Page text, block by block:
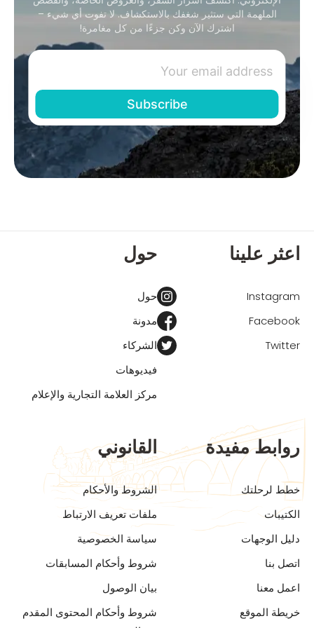
الملهمة التي ستثير شغفك بالاستكشاف. لا تفوت أي شيء –
اشترك الآن وكن جزءًا من كل مغامرة!
اعثر علينا
Instagram
Facebook
Twitter
حول
حول
مدونة
الشركاء
فيديوهات
مركز العلامة التجارية والإعلام
روابط مفيدة
خطط لرحلتك
الكتيبات
دليل الوجهات
اتصل بنا
اعمل معنا
خريطة الموقع
القانوني
الشروط والأحكام
ملفات تعريف الارتباط
سياسة الخصوصية
شروط وأحكام المسابقات
بيان الوصول
شروط وأحكام المحتوى المقدم